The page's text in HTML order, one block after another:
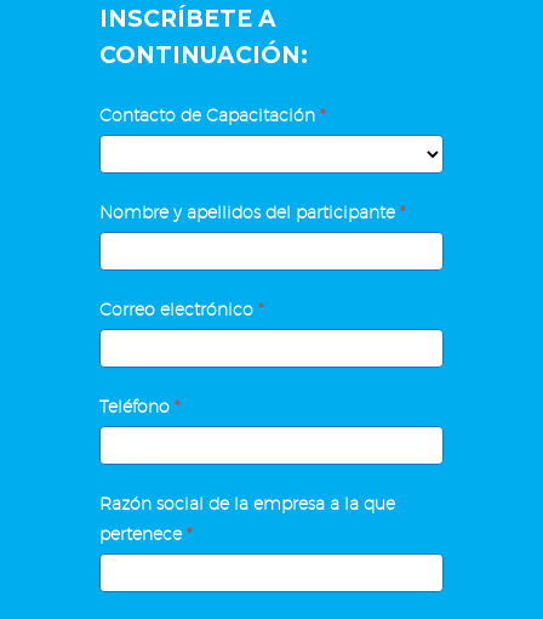
INSCRÍBETE A
CONTINUACIÓN:
EXCEL
BÁSICO
INTERMEDIO
Contacto de Capacitación *
Nombre y apellidos del participante*
Correo electrónico *
Teléfono *
Razón social de la empresa a la que
pertenece*